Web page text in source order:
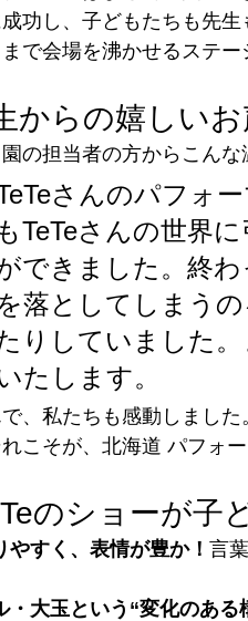
功し、子どもたちも先
で会場を沸かせるステ
からの嬉しい
の担当者の方からこん
さんのパフォ
TeTeさんの世界
できました。終
落としてしまう
りしていました
たします。
、私たちも感動しまし
そが、北海道 パフォー
のショーが子
やすく、表情が豊か！ 言
・大玉という“変化のある